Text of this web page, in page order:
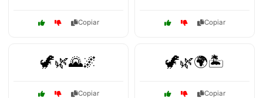
Copiar Copiar
🦖🌿🌄🌌
Copiar
🦖🌿🌍🏝️
Copiar